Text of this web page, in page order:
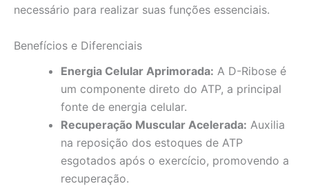
necessário para realizar suas funções essenciais.
Benefícios e Diferenciais
Energia Celular Aprimorada: A D-Ribose é
um componente direto do ATP, a principal
fonte de energia celular.
Recuperação Muscular Acelerada: Auxilia
na reposição dos estoques de ATP
esgotados após o exercício, promovendo a
recuperação.